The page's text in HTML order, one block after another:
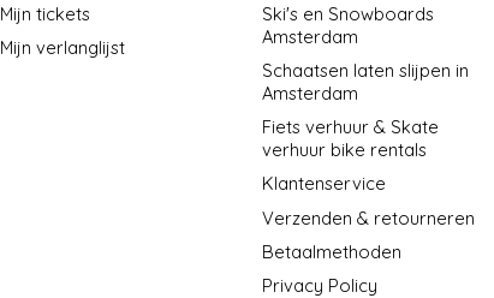
Mijn tickets
Mijn verlanglijst
Ski's en Snowboards
Amsterdam
Schaatsen laten slijpen in
Amsterdam
Fiets verhuur & Skate
verhuur bike rentals
Klantenservice
Verzenden & retourneren
Betaalmethoden
Privacy Policy